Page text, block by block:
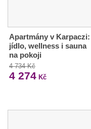
Apartmány v Karpaczi:
jídlo, wellness i sauna
na pokoji
4 734 Kč
4 274 Kč